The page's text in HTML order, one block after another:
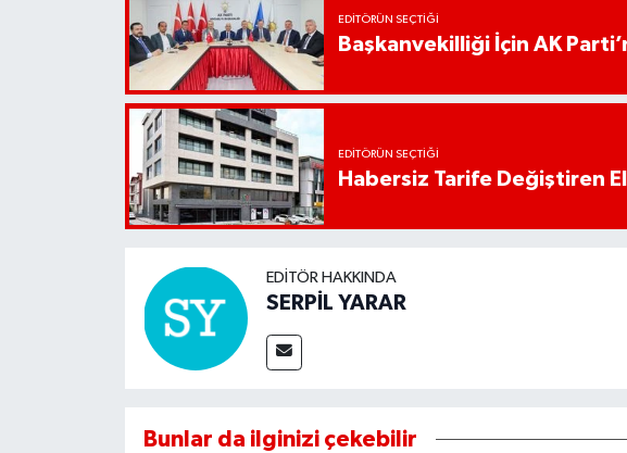
EDITÖRÜN SEÇTIĞI
Başkanvekilliği İçin AK
EDITÖRÜN SEÇTIĞI
Habersiz Tarife Değiştiren
EDITÖR HAKKINDA
SERPİL YARAR
Bunlar da ilginizi çekebilir